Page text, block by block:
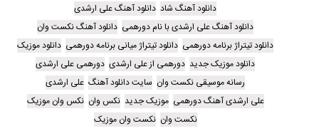
دانلود آهنگ شاد دانلود آهنگ علی ارشدی
دانلود آهنگ علی ارشدی با نام دورهمی دانلود آهنگ نکست وان
دانلود تیتراژ برنامه دورهمی دانلود تیتراژ میانی برنامه دورهمی دانلود موزیک
دانلود موزیک جدید دورهمی از علی ارشدی دورهمی علی ارشدی
رسانه موسیقی نکست وان سایت دانلود آهنگ علی ارشدی
علی ارشدی آهنگ دورهمی موزیک جدید نکس وان نکس وان موزیک
نکست وان نکست وان موزیک